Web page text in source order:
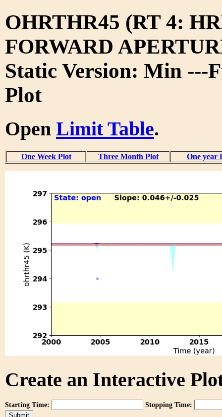
OHRTHR45 (RT 4:
FORWARD
Static Version: Min ---
Plot
Open Limit Table.
One Week Plot Three Month Plot One year
Create an Interactive
Starting Time: Stopping Time: